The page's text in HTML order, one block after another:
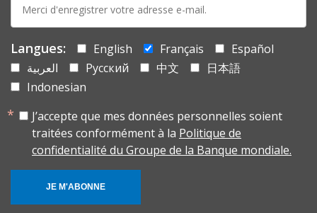
mail:
Langues: English Français
Español
العربية
Русский 中文
日本語
Indonesian
J’accepte que mes données personnelles soient
traitées conformément à la Politique de
confidentialité du Groupe de la Banque mondiale.
JE M'ABONNE